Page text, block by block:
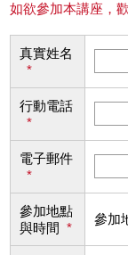
如欲參加本講座，
真實姓名
*
行動電話
*
電子郵件
*
參加地點
與時間 *
參加